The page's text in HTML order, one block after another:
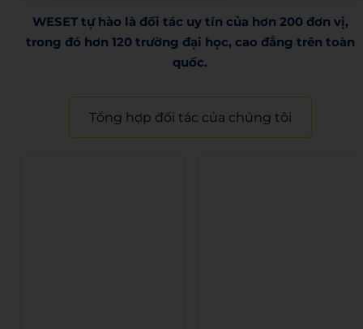
WESET tự hào là đối tác uy tín của hơn 200 đơn vị,
trong đó hơn 120 trường đại học, cao đẳng trên toàn
quốc.​
Tổng hợp đối tác của chúng tôi